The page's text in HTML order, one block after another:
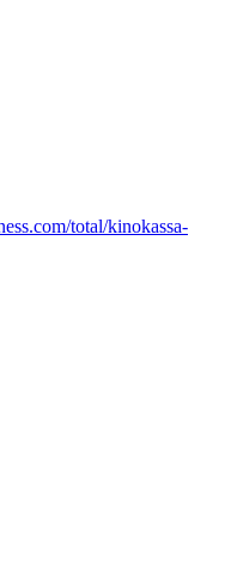
total/kinokassa-